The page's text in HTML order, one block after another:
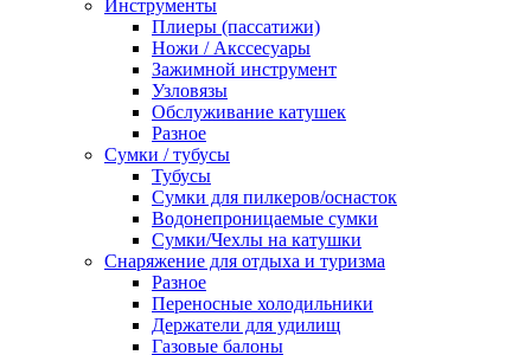
Инструменты
Плиеры (пассатижи)
Ножи / Акссесуары
Зажимной инструмент
Узловязы
Обслуживание катушек
Разное
Сумки / тубусы
Тубусы
Сумки для пилкеров/оснасток
Водонепроницаемые сумки
Сумки/Чехлы на катушки
Снаряжение для отдыха и туризма
Разное
Переносные холодильники
Держатели для удилищ
Газовые балоны